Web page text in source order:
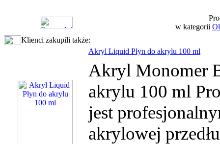
w kategorii
Klienci zakupili także:
Akryl Liquid Płyn do akrylu 100 ml
Akryl Monomer
akrylu 100 ml
jest
akrylowej